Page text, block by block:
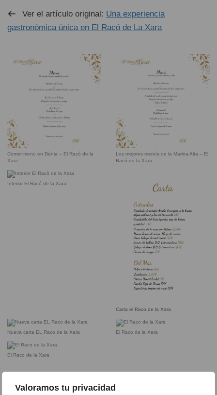
Valoramos tu privacidad
Ver el artículo original: Una experiencia
gastronómica única en El Racó de La Xara
Comer menú en Dénia – El Racó de la
Xara
Los mejores menús de la Marina Alta – El
Racó de la Xara
Interior El Racó de la Xara
Carta el Raco de la Xara
Nueva carta EL Raco de la Xara El Raco de la Xara
El Raco de la Xara